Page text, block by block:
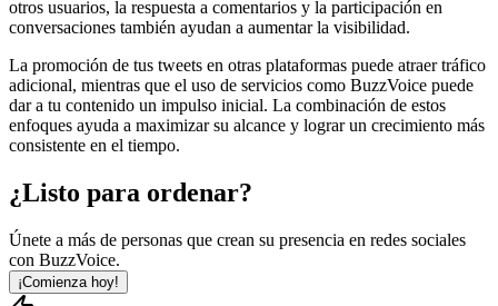
otros usuarios, la respuesta a comentarios y la participación en
conversaciones también ayudan a aumentar la visibilidad.
La promoción de tus tweets en otras plataformas puede atraer tráfico
adicional, mientras que el uso de servicios como BuzzVoice puede
dar a tu contenido un impulso inicial. La combinación de estos
enfoques ayuda a maximizar su alcance y lograr un crecimiento más
consistente en el tiempo.
¿Listo para ordenar?
Únete a más de personas que crean su presencia en redes sociales
con BuzzVoice.
¡Comienza hoy!